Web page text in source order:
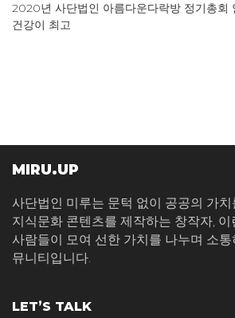
2020년 사단법인 아름다운다락방 정기총회
건강이 최고
MIRU.UP
사단법인 미루는 문턱 없이 공공의 가
지식문화 콘텐츠를 제작하는 창작자,
사람들이 모여 선한 가치를 나누며 소
뮤니티입니다.
LET’S TALK